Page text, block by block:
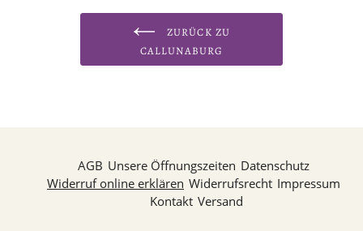
ZURÜCK ZU
CALLUNABURG
AGB Unsere Öffnungszeiten Datenschutz
Widerruf online erklären Widerrufsrecht Impressum
Kontakt Versand